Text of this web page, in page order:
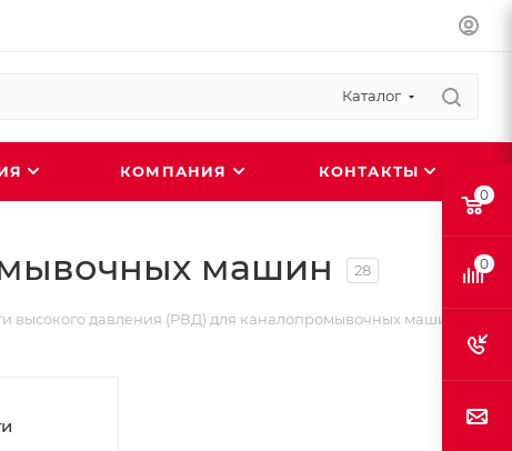
Каталог
КОМПАНИЯ КОНТАКТЫ
машин 28
высокого давления (РВД) для каналопромывочных машин
0
0